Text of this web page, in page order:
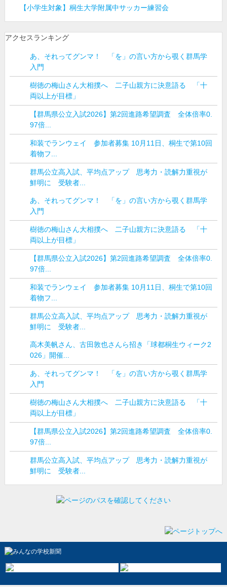
【小学生対象】桐生大学附属中サッカー練習会
アクセスランキング
あ、それってグンマ！ 「を」の言い方から覗く群馬学
入門
樹徳の梅山さん大相撲へ 二子山親方に決意語る 「十
両以上が目標」
【群馬県公立入試2026】第2回進路希望調査 全体倍率0.
97倍...
和装でランウェイ 参加者募集 10月11日、桐生で第10回
着物フ...
群馬公立高入試、平均点アップ 思考力・読解力重視が
鮮明に 受験者...
あ、それってグンマ！ 「を」の言い方から覗く群馬学
入門
樹徳の梅山さん大相撲へ 二子山親方に決意語る 「十
両以上が目標」
【群馬県公立入試2026】第2回進路希望調査 全体倍率0.
97倍...
和装でランウェイ 参加者募集 10月11日、桐生で第10回
着物フ...
群馬公立高入試、平均点アップ 思考力・読解力重視が
鮮明に 受験者...
高木美帆さん、古田敦也さんら招き「球都桐生ウィーク2
026」開催...
あ、それってグンマ！ 「を」の言い方から覗く群馬学
入門
樹徳の梅山さん大相撲へ 二子山親方に決意語る 「十
両以上が目標」
【群馬県公立入試2026】第2回進路希望調査 全体倍率0.
97倍...
群馬公立高入試、平均点アップ 思考力・読解力重視が
鮮明に 受験者...